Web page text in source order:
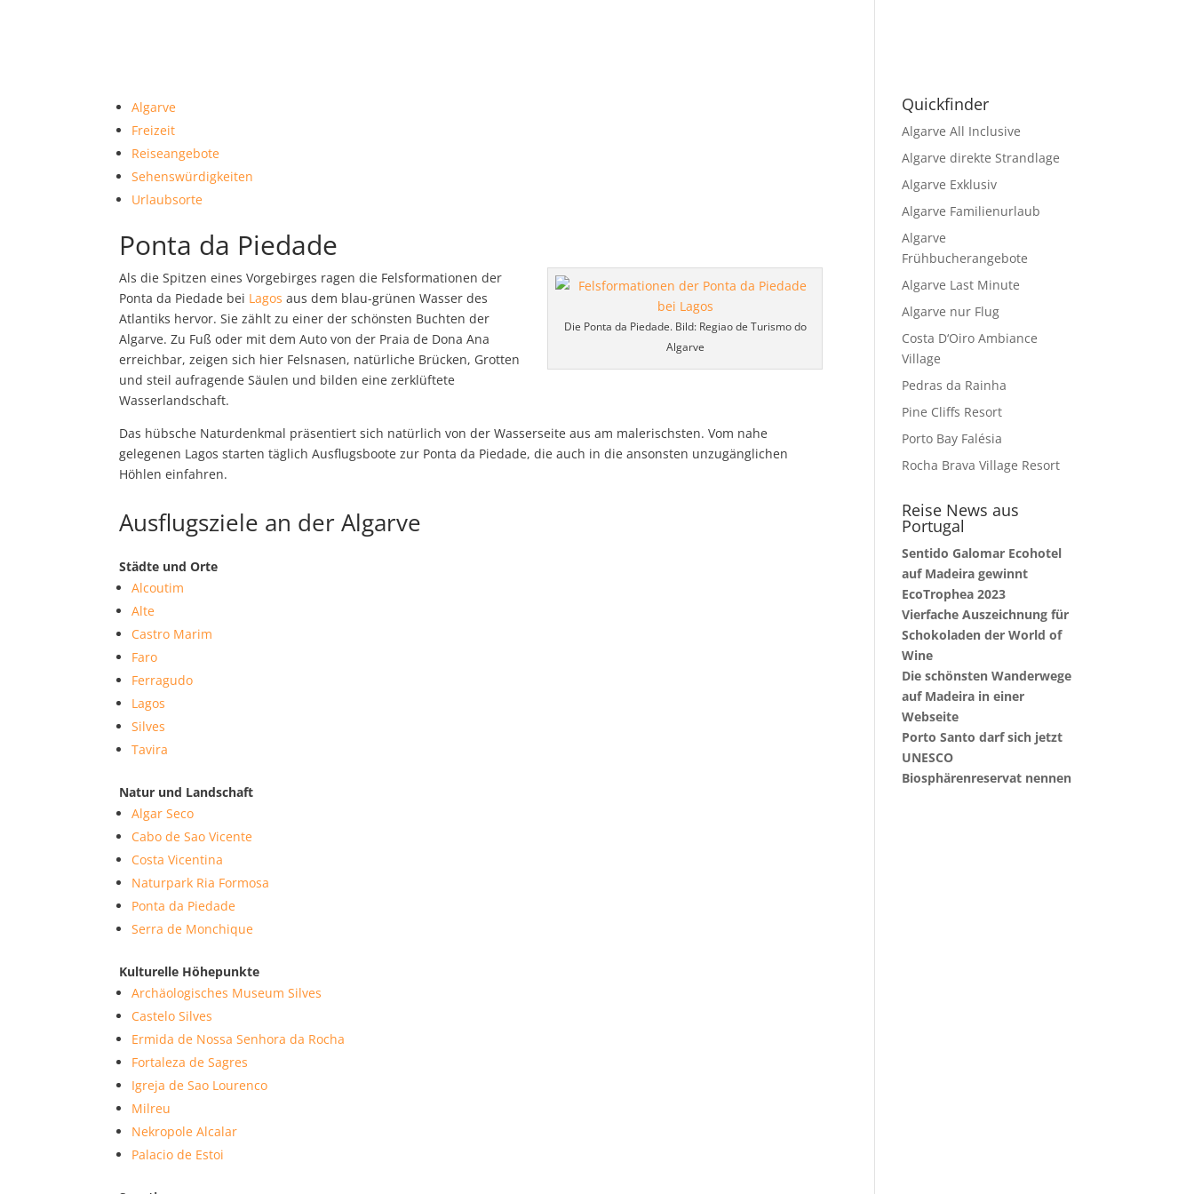
Algarve
Freizeit
Reiseangebote
Sehenswürdigkeiten
Urlaubsorte
Ponta da Piedade
Die Ponta da Piedade. Bild: Regiao de Turismo do
Algarve
Als die Spitzen eines Vorgebirges ragen die Felsformationen der
Ponta da Piedade bei Lagos aus dem blau-grünen Wasser des
Atlantiks hervor. Sie zählt zu einer der schönsten Buchten der
Algarve. Zu Fuß oder mit dem Auto von der Praia de Dona Ana
erreichbar, zeigen sich hier Felsnasen, natürliche Brücken, Grotten
und steil aufragende Säulen und bilden eine zerklüftete
Wasserlandschaft.
Das hübsche Naturdenkmal präsentiert sich natürlich von der Wasserseite aus am malerischsten. Vom nahe
gelegenen Lagos starten täglich Ausflugsboote zur Ponta da Piedade, die auch in die ansonsten unzugänglichen
Höhlen einfahren.
Ausflugsziele an der Algarve
Städte und Orte
Alcoutim
Alte
Castro Marim
Faro
Ferragudo
Lagos
Silves
Tavira
Natur und Landschaft
Algar Seco
Cabo de Sao Vicente
Costa Vicentina
Naturpark Ria Formosa
Ponta da Piedade
Serra de Monchique
Kulturelle Höhepunkte
Archäologisches Museum Silves
Castelo Silves
Ermida de Nossa Senhora da Rocha
Fortaleza de Sagres
Igreja de Sao Lourenco
Milreu
Nekropole Alcalar
Palacio de Estoi
Quickfinder
Algarve All Inclusive
Algarve direkte Strandlage
Algarve Exklusiv
Algarve Familienurlaub
Algarve
Frühbucherangebote
Algarve Last Minute
Algarve nur Flug
Costa D‘Oiro Ambiance
Village
Pedras da Rainha
Pine Cliffs Resort
Porto Bay Falésia
Rocha Brava Village Resort
Reise News aus
Portugal
Sentido Galomar Ecohotel
auf Madeira gewinnt
EcoTrophea 2023
Vierfache Auszeichnung für
Schokoladen der World of
Wine
Die schönsten Wanderwege
auf Madeira in einer
Webseite
Porto Santo darf sich jetzt
UNESCO
Biosphärenreservat nennen